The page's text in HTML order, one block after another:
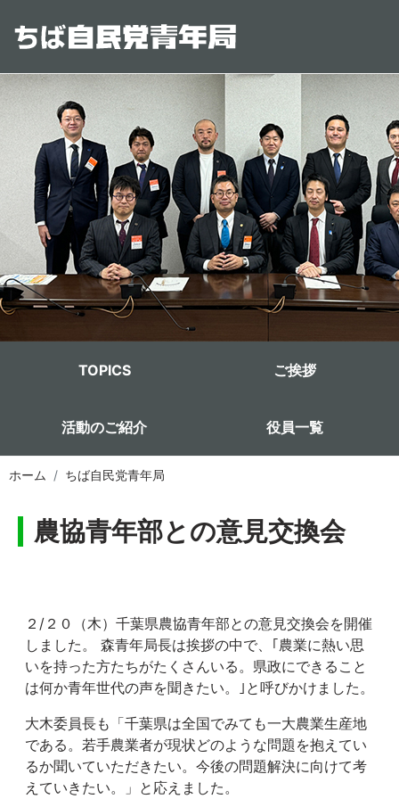
TOPICS ご挨拶
活動のご紹介 役員一覧
ホーム ちば自民党青年局
農協青年部との意見交換会
２/２０（木）千葉県農協青年部との意見交換会を開催
しました。 森青年局長は挨拶の中で、｢農業に熱い思
いを持った方たちがたくさんいる。県政にできること
は何か青年世代の声を聞きたい。｣と呼びかけました。
大木委員長も「千葉県は全国でみても一大農業生産地
である。若手農業者が現状どのような問題を抱えてい
るか聞いていただきたい。今後の問題解決に向けて考
えていきたい。」と応えました。